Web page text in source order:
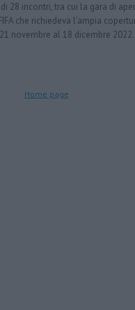
28 incontri, tra cui la gara di
che richiedeva l'ampia
novembre al 18 dicembre 2022.
Home page